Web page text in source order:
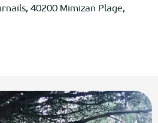
40200 Mimizan Plage,